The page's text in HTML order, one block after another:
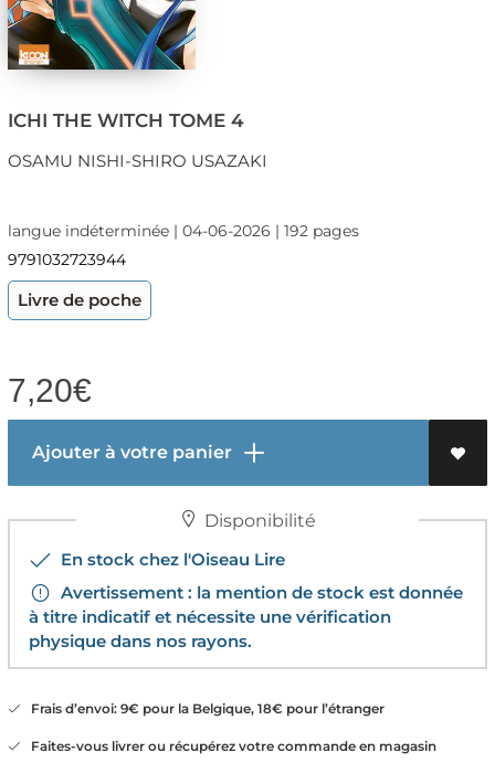
ICHI THE WITCH TOME 4
OSAMU NISHI-SHIRO USAZAKI
langue indéterminée | 04-06-2026 | 192 pages
9791032723944
Livre de poche
7,20€
Ajouter à votre panier
Disponibilité
En stock chez l'Oiseau Lire
Avertissement : la mention de stock est donnée
à titre indicatif et nécessite une vérification
physique dans nos rayons.
Frais d’envoi: 9€ pour la Belgique, 18€ pour l’étranger
Faites-vous livrer ou récupérez votre commande en magasin